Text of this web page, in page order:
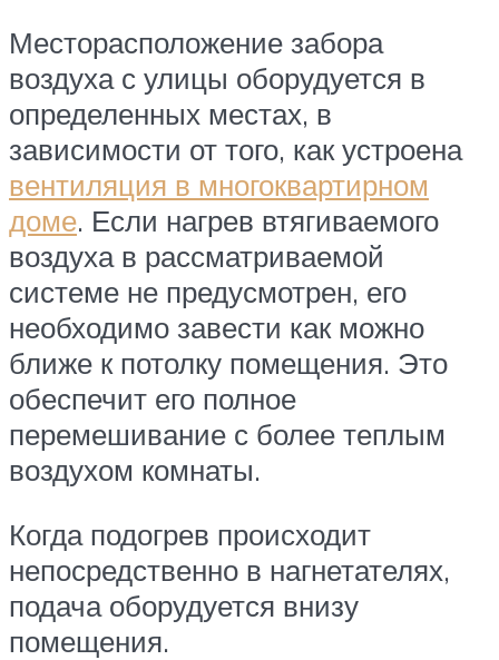
Месторасположение забора
воздуха с улицы оборудуется в
определенных местах, в
зависимости от того, как устроена
вентиляция в многоквартирном
доме. Если нагрев втягиваемого
воздуха в рассматриваемой
системе не предусмотрен, его
необходимо завести как можно
ближе к потолку помещения. Это
обеспечит его полное
перемешивание с более теплым
воздухом комнаты.
Когда подогрев происходит
непосредственно в нагнетателях,
подача оборудуется внизу
помещения.